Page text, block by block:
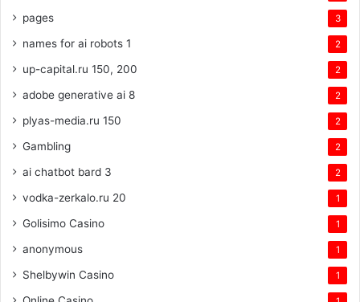
pages 3
names for ai robots 1 2
up-capital.ru 150, 200 2
adobe generative ai 8 2
plyas-media.ru 150 2
Gambling 2
ai chatbot bard 3 2
vodka-zerkalo.ru 20 1
Golisimo Casino 1
anonymous 1
Shelbywin Casino 1